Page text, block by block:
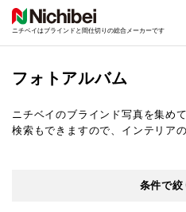
ニチベイはブラインドと間仕切りの総合メーカーです
フォトアルバム
ニチベイのブラインド写真を集め
検索もできますので、インテリア
条件で絞